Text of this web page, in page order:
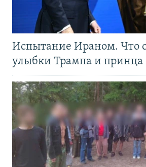
Испытание Ираном. Что
улыбки Трампа и